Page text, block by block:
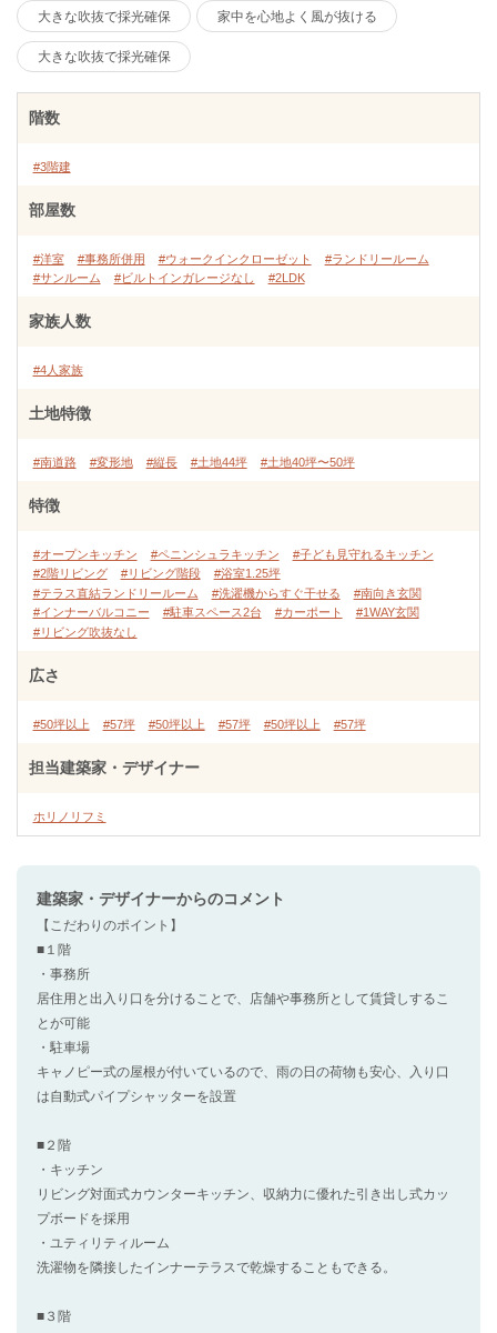
大きな吹抜で採光確保 家中を心地よく風が抜ける
大きな吹抜で採光確保
階数
#3階建
部屋数
#洋室 #事務所併用 #ウォークインクローゼット
#ランドリールーム
#サンルーム
#ビルトインガレージなし #2LDK
家族人数
#4人家族
土地特徴
#南道路 #変形地 #縦長 #土地44坪 #土地40坪〜50坪
特徴
#オープンキッチン #ペニンシュラキッチン
#子ども見守れるキッチン
#2階リビング
#リビング階段
#浴室1.25坪
#テラス直結ランドリールーム
#洗濯機からすぐ干せる
#南向き玄関
#インナーバルコニー
#駐車スペース2台 #カーポート
#1WAY玄関
#リビング吹抜なし
広さ
#50坪以上 #57坪 #50坪以上 #57坪 #50坪以上 #57坪
担当建築家・デザイナー
ホリノリフミ
建築家・デザイナーからのコメント
【こだわりのポイント】
■１階
・事務所
居住用と出入り口を分けることで、店舗や事務所として賃貸しするこ
とが可能
・駐車場
キャノピー式の屋根が付いているので、雨の日の荷物も安心、入り口
は自動式パイプシャッターを設置
■２階
・キッチン
リビング対面式カウンターキッチン、収納力に優れた引き出し式カッ
プボードを採用
・ユティリティルーム
洗濯物を隣接したインナーテラスで乾燥することもできる。
■３階